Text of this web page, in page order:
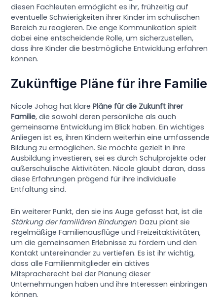
diesen Fachleuten ermöglicht es ihr, frühzeitig auf
eventuelle Schwierigkeiten ihrer Kinder im schulischen
Bereich zu reagieren. Die enge Kommunikation spielt
dabei eine entscheidende Rolle, um sicherzustellen,
dass ihre Kinder die bestmögliche Entwicklung erfahren
können.
Zukünftige Pläne für ihre Familie
Nicole Johag hat klarePläne für die Zukunft ihrer
Familie, die sowohl deren persönliche als auch
gemeinsame Entwicklung im Blick haben. Ein wichtiges
Anliegen ist es, ihren Kindern weiterhin eine umfassende
Bildung zu ermöglichen. Sie möchte gezielt in ihre
Ausbildung investieren, sei es durch Schulprojekte oder
außerschulische Aktivitäten. Nicole glaubt daran, dass
diese Erfahrungen prägend für ihre individuelle
Entfaltung sind.
Ein weiterer Punkt, den sie ins Auge gefasst hat, ist die
Stärkung der familiären Bindungen. Dazu plant sie
regelmäßige Familienausflüge und Freizeitaktivitäten,
um die gemeinsamen Erlebnisse zu fördern und den
Kontakt untereinander zu vertiefen. Es ist ihr wichtig,
dass alle Familienmitglieder ein aktives
Mitspracherecht bei der Planung dieser
Unternehmungen haben und ihre Interessen einbringen
können.